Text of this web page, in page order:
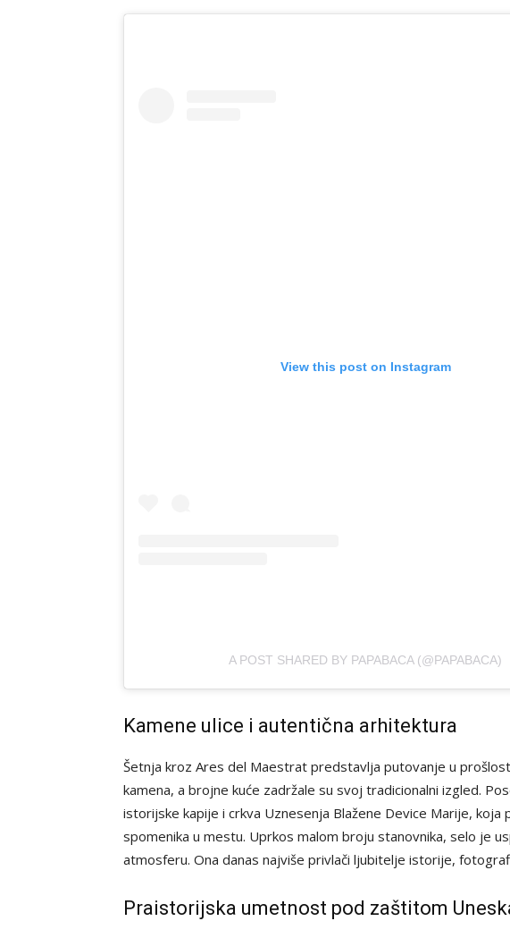
View this post on Instagram
A POST SHARED BY PAPABACA (@PAPABACA)
Kamene ulice i autentična arhitektura
Šetnja kroz Ares del Maestrat predstavlja putovanje u
kamena, a brojne kuće zadržale su svoj tradicionalni izgled.
istorijske kapije i crkva Uznesenja Blažene Device Marije,
spomenika u mestu. Uprkos malom broju stanovnika, selo je
atmosferu. Ona danas najviše privlači ljubitelje istorije,
Praistorijska umetnost pod zaštitom